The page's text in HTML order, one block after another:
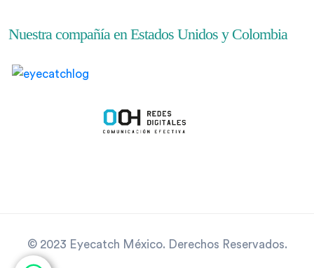
Nuestra compañía en Estados Unidos y Colombia
© 2023 Eyecatch México. Derechos Reservados.